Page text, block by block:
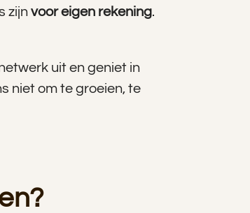
zijnvoor eigen rekening.
uit en geniet in
niet om te groeien, te